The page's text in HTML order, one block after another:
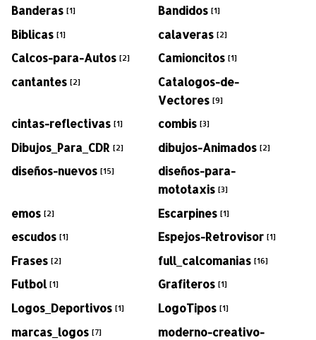
Banderas [1] Bandidos [1]
Biblicas [1] calaveras [2]
Calcos-para-Autos [2] Camioncitos [1]
cantantes [2]
Catalogos-de-
Vectores [9]
cintas-reflectivas [1] combis [3]
Dibujos_Para_CDR [2] dibujos-Animados [2]
diseños-nuevos [15]
diseños-para-
mototaxis [3]
emos [2] Escarpines [1]
escudos [1] Espejos-Retrovisor [1]
Frases [2] full_calcomanias [16]
Futbol [1] Grafiteros [1]
Logos_Deportivos [1] LogoTipos [1]
marcas_logos [7]
moderno-creativo-